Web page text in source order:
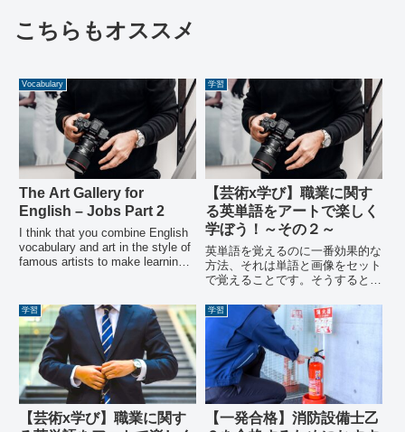
こちらもオススメ
Vocabulary
The Art Gallery for
English – Jobs Part 2
I think that you combine English
vocabulary and art in the style of
famous artists to make learning
features a unique art and
introduces related English words
and sentences about ●. Don't
miss out on this fun and
educational opportunity to
improve your English skills!
学習
【芸術x学び】職業に関す
る英単語をアートで楽しく
学ぼう！～その２～
英単語を覚えるのに一番効果的な
方法、それは単語と画像をセット
で覚えることです。そうすると単
が浮かんできます。その特性を活
かして、単語にリンクする画像イ
メージを有名画家風の絵にしちゃ
おうという企画です。今回は職業
編第２弾。英単語を簡単に覚えら
れるようになっちゃいましょう。
学習
【芸術x学び】職業に関す
学習
【一発合格】消防設備士乙